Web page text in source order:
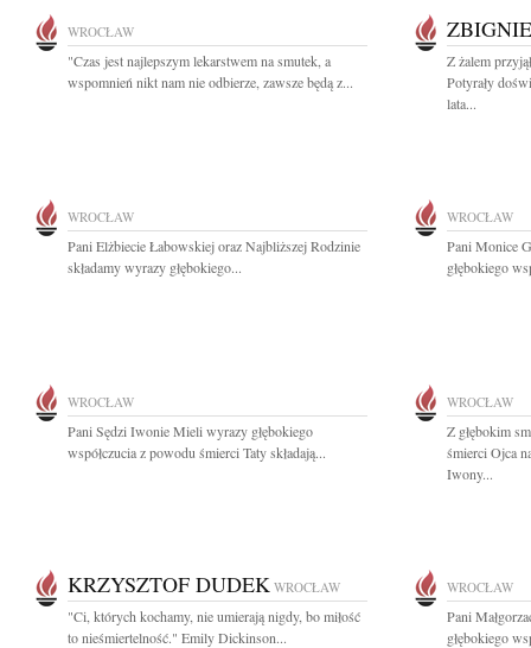
WROCŁAW
"Czas jest najlepszym lekarstwem na smutek, a
wspomnień nikt nam nie odbierze, zawsze będą z...
Z żalem
Potyrały
lata...
WROCŁAW
Pani Elżbiecie Łabowskiej oraz Najbliższej Rodzinie
składamy wyrazy głębokiego...
WROCŁAW
Pani Monice
głębokiego
WROCŁAW
Pani Sędzi Iwonie Mieli wyrazy głębokiego
współczucia z powodu śmierci Taty składają...
WROCŁAW
Z głębokim
śmierci Ojca
Iwony...
KRZYSZTOF DUDEK WROCŁAW
"Ci, których kochamy, nie umierają nigdy, bo miłość
to nieśmiertelność." Emily Dickinson...
WROCŁAW
Pani
głębokiego